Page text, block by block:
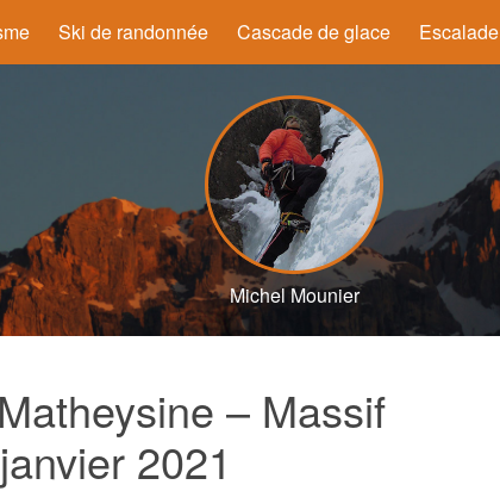
Ski de randonnée Cascade de glace Escalade
Michel Mounier
– Massif
2021